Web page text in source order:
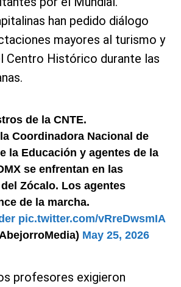
han pedido diálogo
mayores al turismo y
Centro Histórico durante las
de la CNTE.
Coordinadora Nacional de
la Educación y agentes de la
se enfrentan en las
Zócalo. Los agentes
de la marcha.
pic.twitter.com/vRreDwsmIA
May 25, 2026
profesores exigieron